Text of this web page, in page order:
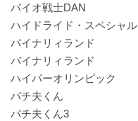
バイオ戦士DAN
ハイドライド・スペシャル
バイナリィランド
バイナリィランド
ハイパーオリンピック
パチ夫くん
パチ夫くん3